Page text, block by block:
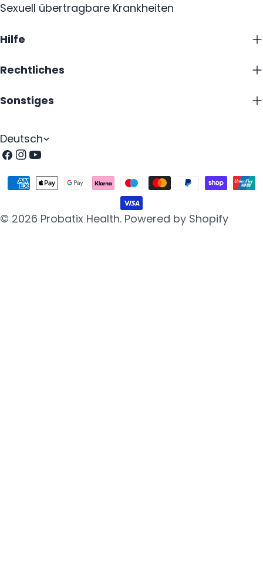
Sexuell übertragbare Krankheiten
Hilfe
Rechtliches
Sonstiges
S
p
a
c
Deutsch
Facebook
Instagram
Youtube
© 2026 Probatix Health. Powered by Shopify
Zahlungsarten